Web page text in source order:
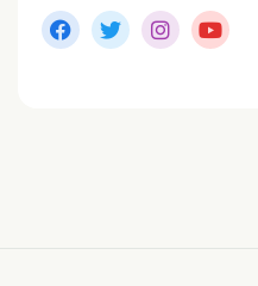
Gelderland
Achterhoek